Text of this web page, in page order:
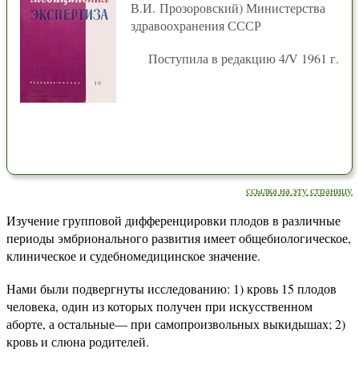
В.И. Прозоровский) Министерства
здравоохранения СССР
Поступила в редакцию 4/V 1961 г.
ссылка на эту страницу
Изучение групповой дифференцировки плодов в различные
периоды эмбрионального развития имеет общебиологическое,
клиническое и судебномедицинское значение.
Нами были подвергнуты исследованию: 1) кровь 15 плодов
человека, один из которых получен при искусственном
аборте, а остальные— при самопроизвольных выкидышах; 2)
кровь и слюна родителей.